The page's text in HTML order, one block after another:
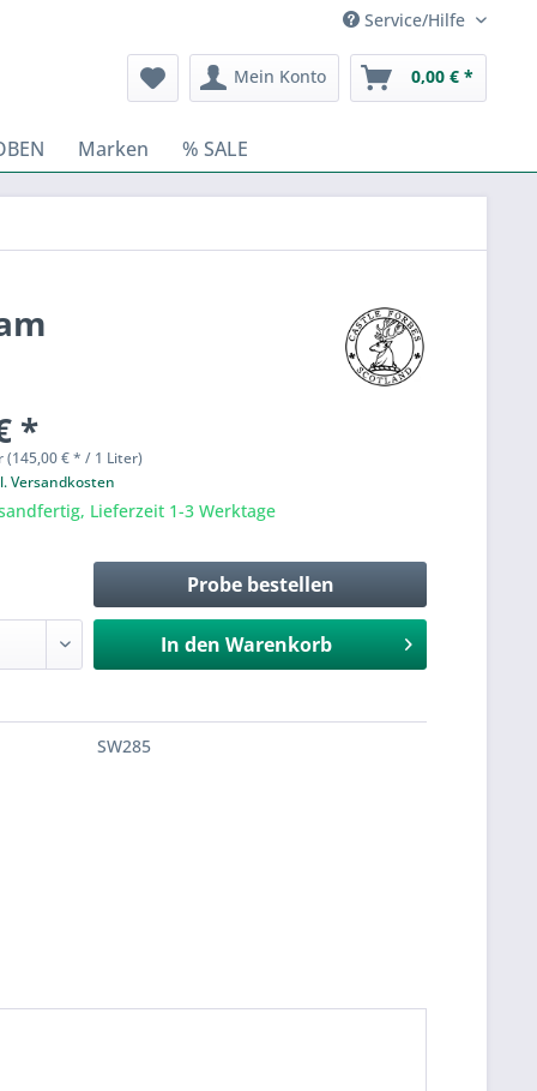
Service/Hilfe
Mein Konto 0,00 € *
Marken % SALE
*
(145,00 € * / 1 Liter)
Versandkosten
Lieferzeit 1-3 Werktage
Probe bestellen
In den Warenkorb
SW285